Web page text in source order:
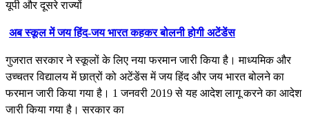
यूपी और दूसरे राज्यों
अब स्कूल में जय हिंद-जय भारत कहकर बोलनी होगी अटेंडेंस
गुजरात सरकार ने स्कूलों के लिए नया फरमान जारी किया है। माध्यमिक और
उच्चतर विद्यालय में छात्रों को अटेंडेंस में जय हिंद और जय भारत बोलने का
फरमान जारी किया गया है। 1 जनवरी 2019 से यह आदेश लागू करने का आदेश
जारी किया गया है। सरकार का